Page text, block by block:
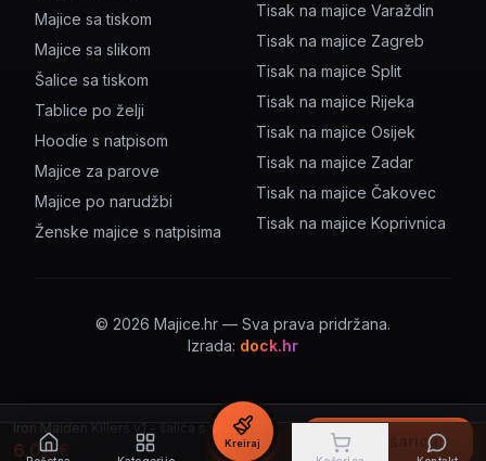
Iron Maiden Killers v1 – šalica s natpisom
6.00€ U košaricu
Majice sa tiskom
Majice sa slikom
Šalice sa tiskom
Tablice po želji
Hoodie s natpisom
Majice za parove
Majice po narudžbi
Ženske majice s natpisima
Tisak na majice Varaždin
Tisak na majice Zagreb
Tisak na majice Split
Tisak na majice Rijeka
Tisak na majice Osijek
Tisak na majice Zadar
Tisak na majice Čakovec
Tisak na majice Koprivnica
© 2026 Majice.hr — Sva prava pridržana.
Izrada: dock.hr
Kreiraj